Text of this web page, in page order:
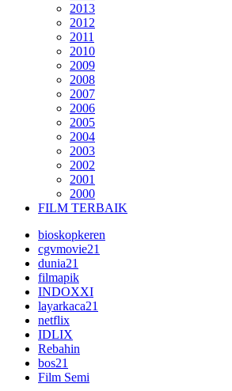
2013
2012
2011
2010
2009
2008
2007
2006
2005
2004
2003
2002
2001
2000
FILM TERBAIK
bioskopkeren
cgvmovie21
dunia21
filmapik
INDOXXI
layarkaca21
netflix
IDLIX
Rebahin
bos21
Film Semi